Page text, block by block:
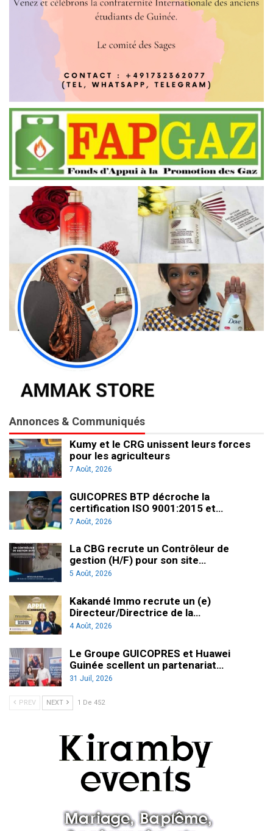
Annonces & Communiqués
Kumy et le CRG unissent leurs forces
pour les agriculteurs
7 Août, 2026
GUICOPRES BTP décroche la
certification ISO 9001:2015 et…
7 Août, 2026
La CBG recrute un Contrôleur de
gestion (H/F) pour son site…
5 Août, 2026
Kakandé Immo recrute un (e)
Directeur/Directrice de la…
4 Août, 2026
Le Groupe GUICOPRES et Huawei
Guinée scellent un partenariat…
31 Juil, 2026
PREV NEXT 1 De 452